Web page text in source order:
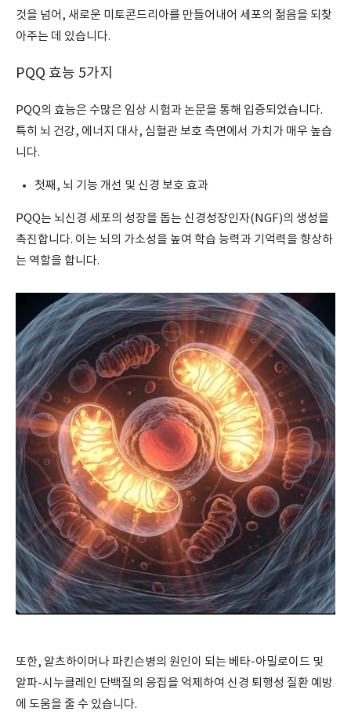
것을 넘어, 새로운 미토콘드리아를 만들어내어 세포의 젊음을 되찾
아주는 데 있습니다.
PQQ 효능 5가지
PQQ의 효능은 수많은 임상 시험과 논문을 통해 입증되었습니다.
특히 뇌 건강, 에너지 대사, 심혈관 보호 측면에서 가치가 매우 높습
니다.
첫째, 뇌 기능 개선 및 신경 보호 효과
PQQ는 뇌신경 세포의 성장을 돕는 신경성장인자(NGF)의 생성을
촉진합니다. 이는 뇌의 가소성을 높여 학습 능력과 기억력을 향상하
는 역할을 합니다.
또한, 알츠하이머나 파킨슨병의 원인이 되는 베타-아밀로이드 및
알파-시누클레인 단백질의 응집을 억제하여 신경 퇴행성 질환 예방
에 도움을 줄 수 있습니다.